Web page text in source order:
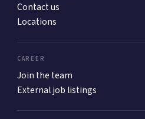
Contact us
Locations
CAREER
Join the team
External job listings